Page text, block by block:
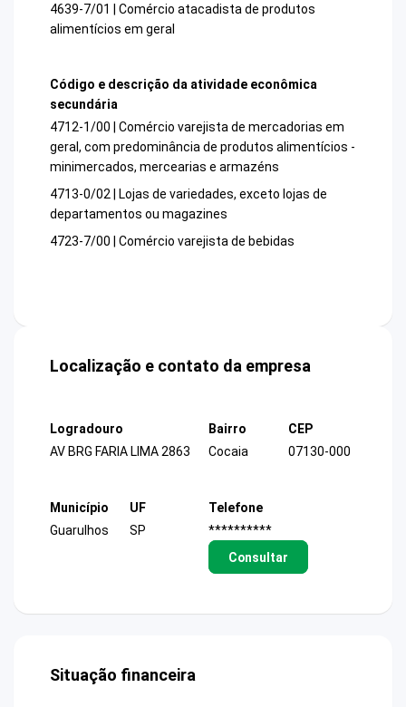
4639-7/01 | Comércio atacadista de produtos
alimentícios em geral
Código e descrição da atividade econômica
secundária
4712-1/00 | Comércio varejista de mercadorias em
geral, com predominância de produtos alimentícios -
minimercados, mercearias e armazéns
4713-0/02 | Lojas de variedades, exceto lojas de
departamentos ou magazines
4723-7/00 | Comércio varejista de bebidas
Localização e contato da empresa
Logradouro
AV BRG FARIA LIMA 2863
Bairro
Cocaia
CEP
07130-000
Município
Guarulhos
UF
SP
Telefone
**********
Consultar
Situação financeira